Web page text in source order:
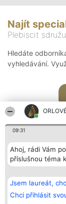
09:31
Ahoj, rádi Vám
příslušnou téma
Jsem laureát,
Chci přihlásit
Najít
Plebiscit
Hledáte
vyhledávání.
Bright Side Solutions
o. sp. k.
ul. Ruska 22
Wrocław 50-079